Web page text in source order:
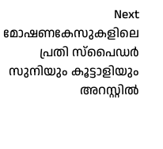
Next
മോഷണകേസുകളിലെ
പ്രതി സ്പൈഡർ
സുനിയും കൂട്ടാളിയും
അറസ്റ്റിൽ